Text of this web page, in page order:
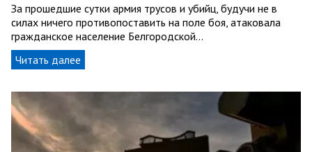
За прошедшие сутки армия трусов и убийц, будучи не в
силах ничего противопоставить на поле боя, атаковала
гражданское население Белгородской…
Читать далее